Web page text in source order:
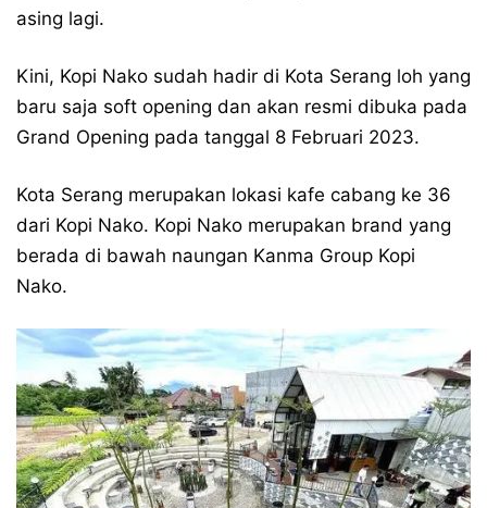
asing lagi.
Kini, Kopi Nako sudah hadir di Kota Serang loh yang
baru saja soft opening dan akan resmi dibuka pada
Grand Opening pada tanggal 8 Februari 2023.
Kota Serang merupakan lokasi kafe cabang ke 36
dari Kopi Nako. Kopi Nako merupakan brand yang
berada di bawah naungan Kanma Group Kopi
Nako.